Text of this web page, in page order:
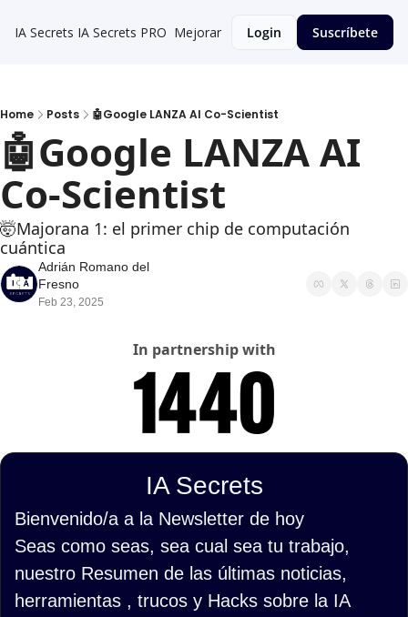
IA Secrets IA Secrets PRO Mejorar Login Suscríbete
Home Posts 🤖Google LANZA AI Co-Scientist
🤖Google LANZA AI
Co-Scientist
🤯Majorana 1: el primer chip de computación
cuántica
Adrián Romano del
Fresno
Feb 23, 2025
In partnership with
IA Secrets
Bienvenido/a a la Newsletter de hoy
Seas como seas, sea cual sea tu trabajo,
nuestro Resumen de las últimas noticias,
herramientas , trucos y Hacks sobre la IA